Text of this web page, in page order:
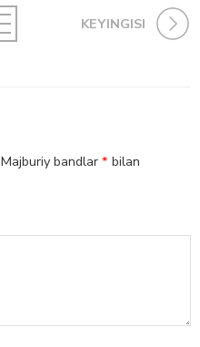
KEYINGISI
Majburiy bandlar * bilan